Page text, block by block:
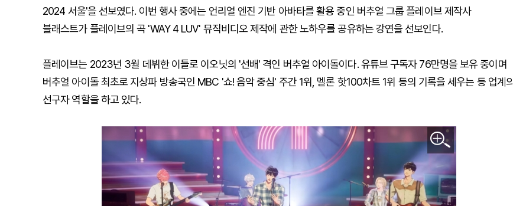
2024 서울'을 선보였다. 이번 행사 중에는 언리얼 엔진 기반 아바타를 활용 중인 버추얼 그룹 플레이브 제작사
블래스트가 플레이브의 곡 'WAY 4 LUV' 뮤직비디오 제작에 관한 노하우를 공유하는 강연을 선보인다.
플레이브는 2023년 3월 데뷔한 이들로 이오닛의 '선배' 격인 버추얼 아이돌이다. 유튜브 구독자 76만명을 보유 중이며
버추얼 아이돌 최초로 지상파 방송국인 MBC '쇼! 음악 중심' 주간 1위, 멜론 핫100차트 1위 등의 기록을 세우는 등 업계의
선구자 역할을 하고 있다.